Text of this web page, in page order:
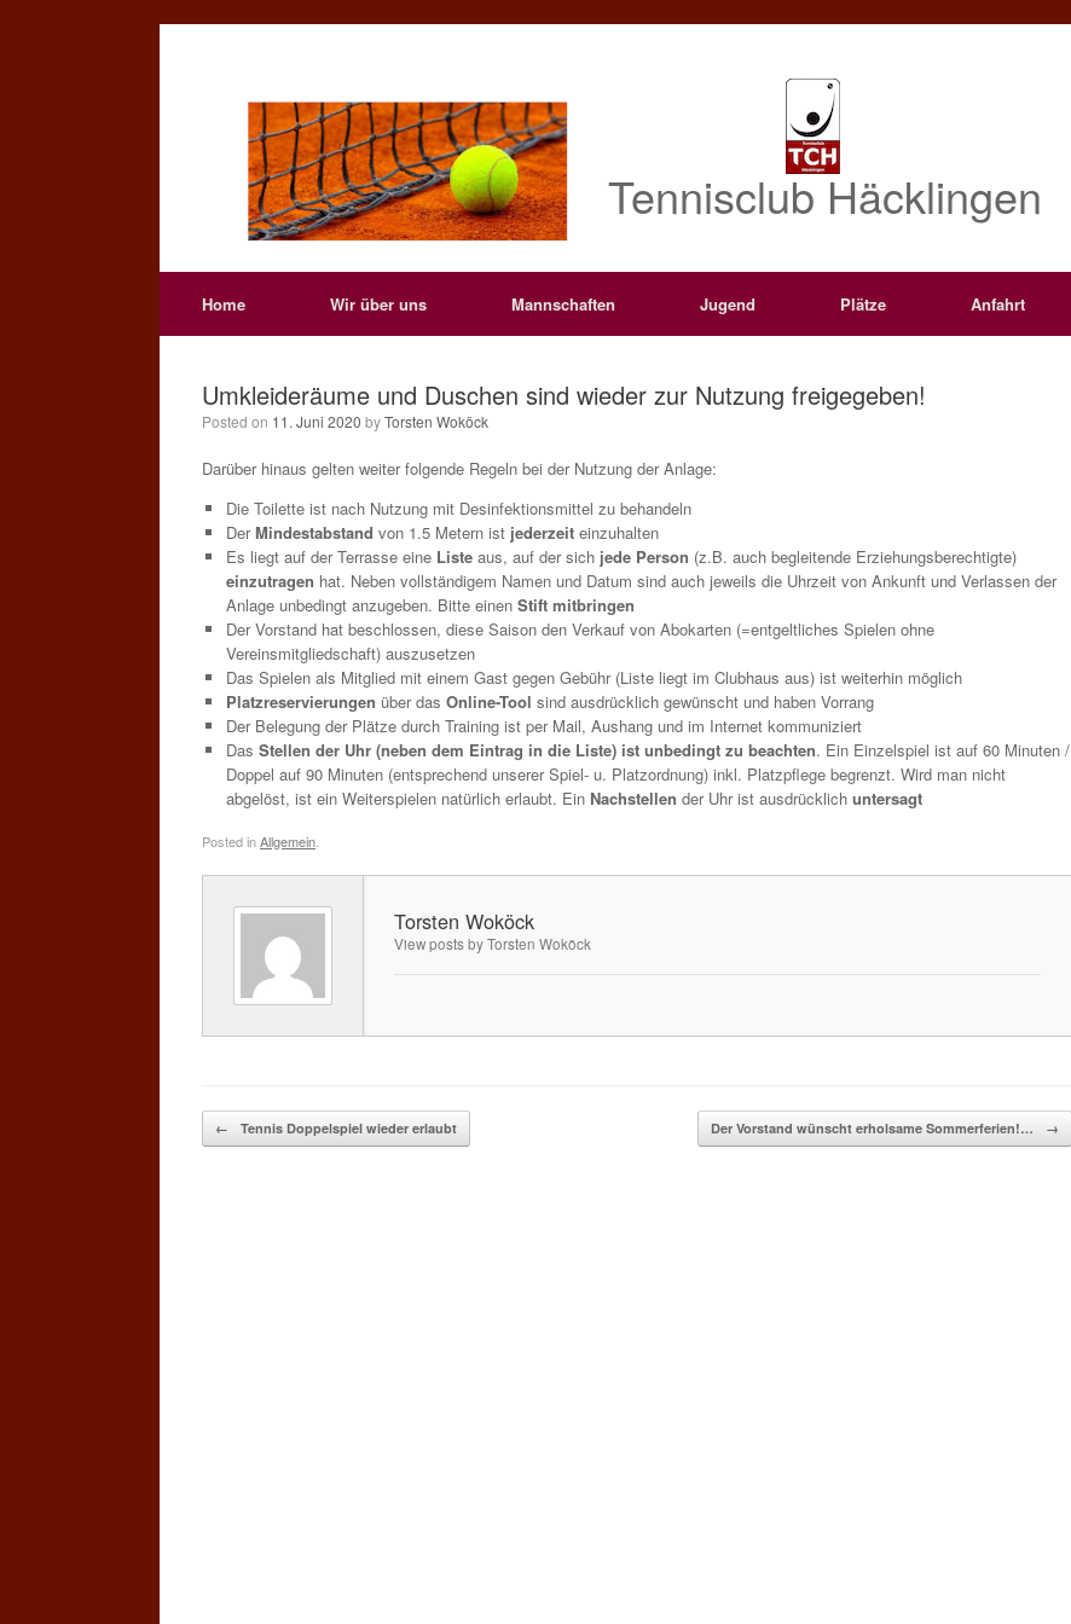
Tennisclub Häcklingen
Home Wir über uns Mannschaften Jugend Plätze Anfahrt
Umkleideräume und Duschen sind wieder zur Nutzung freigegeben!
Posted on 11. Juni 2020 byTorsten Woköck
Darüber hinaus gelten weiter folgende Regeln bei der Nutzung der Anlage:
Die Toilette ist nach Nutzung mit Desinfektionsmittel zu behandeln
DerMindestabstand von 1.5 Metern ist jederzeiteinzuhalten
Es liegt auf der Terrasse eine Liste aus, auf der sich jede Person (z.B. auch begleitende Erziehungsberechtigte)
einzutragen hat. Neben vollständigem Namen und Datum sind auch jeweils die Uhrzeit von Ankunft und Verlassen der
Anlage unbedingt anzugeben. Bitte einen Stift mitbringen
Der Vorstand hat beschlossen, diese Saison den Verkauf von Abokarten (=entgeltliches Spielen ohne
Vereinsmitgliedschaft) auszusetzen
Das Spielen als Mitglied mit einem Gast gegen Gebühr (Liste liegt im Clubhaus aus) ist weiterhin möglich
Platzreservierungen über das Online-Tool sind ausdrücklich gewünscht und haben Vorrang
Der Belegung der Plätze durch Training ist per Mail, Aushang und im Internet kommuniziert
Das Stellen der Uhr (neben dem Eintrag in die Liste) ist unbedingt zu beachten. Ein Einzelspiel ist auf 60 Minuten /
Doppel auf 90 Minuten (entsprechend unserer Spiel- u. Platzordnung) inkl. Platzpflege begrenzt. Wird man nicht
abgelöst, ist ein Weiterspielen natürlich erlaubt. Ein Nachstellen der Uhr ist ausdrücklich untersagt
Posted inAllgemein
Torsten Woköck
View posts by Torsten Woköck
Post navigation
← Tennis Doppelspiel wieder erlaubt Der Vorstand wünscht erholsame Sommerferien!… →